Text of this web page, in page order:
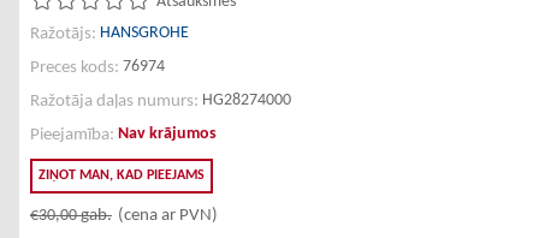
Ražotājs: HANSGROHE
Preces kods: 76974
Ražotāja daļas numurs: HG28274000
Pieejamība: Nav krājumos
ZIŅOT MAN, KAD PIEEJAMS
€30,00gab. (cena ar PVN)